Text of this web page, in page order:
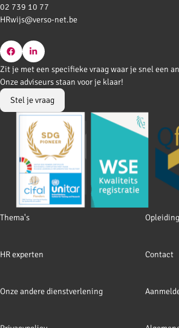
02 739 10 77
HRwijs@verso-net.be
Go
to
Facebook
Go
to
LinkedIn
Footer
Thema's
HR experten Contact
Onze andere dienstverlening
Zit je met een specifieke vraag waar je snel een
Onze adviseurs staan voor je klaar!
Stel je vraag